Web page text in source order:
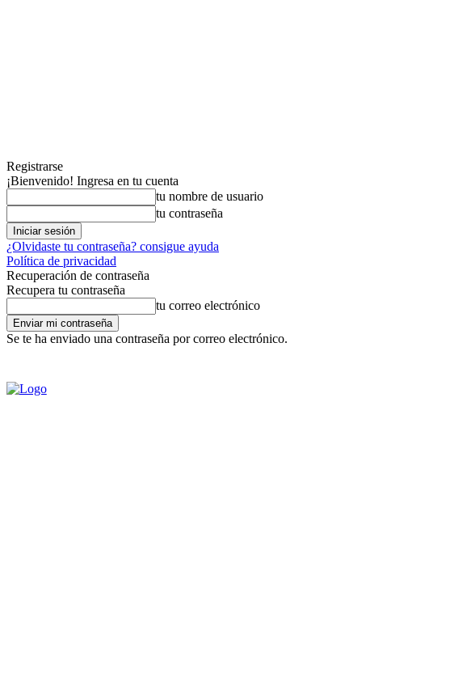
Registrarse
¡Bienvenido! Ingresa en tu cuenta
tu nombre de usuario
tu contraseña
¿Olvidaste tu contraseña? consigue ayuda
Política de privacidad
Recuperación de contraseña
Recupera tu contraseña
tu correo electrónico
Se te ha enviado una contraseña por correo electrónico.